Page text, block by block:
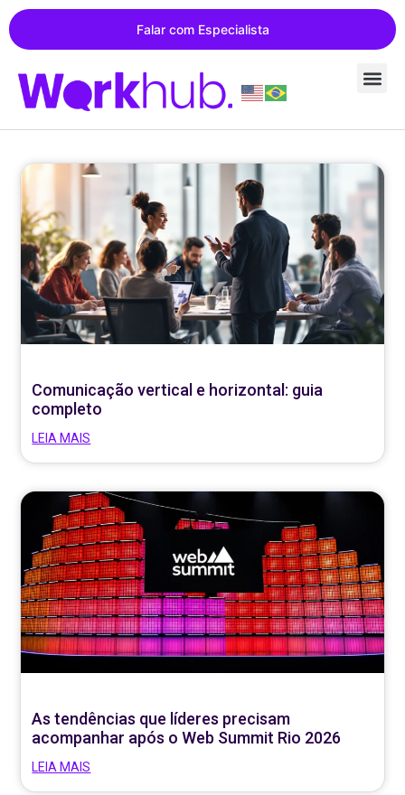
Falar com Especialista
Comunicação vertical e horizontal: guia
completo
LEIA MAIS
As tendências que líderes precisam
acompanhar após o Web Summit Rio 2026
LEIA MAIS